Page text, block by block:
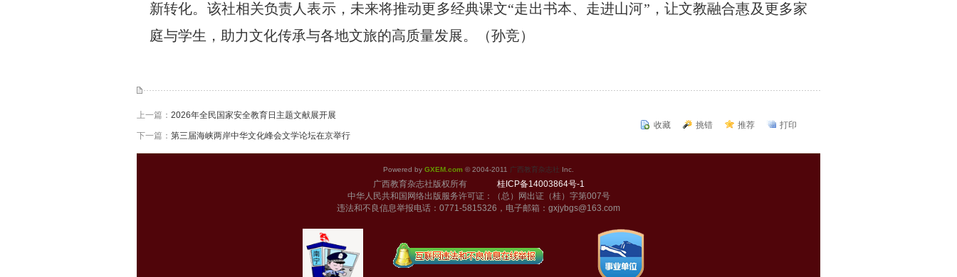
新转化。该社相关负责人表示，未来将推动更多经典课文“走出书本、走进山河”，让文教融合惠及更多家
庭与学生，助力文化传承与各地文旅的高质量发展。
（孙竞）
上一篇： 2026年全民国家安全教育日主题文献展开展
下一篇： 第三届海峡两岸中华文化峰会文学论坛在京举行
收藏 挑错 推荐 打印
Powered by GXEM.com © 2004-2011 广西教育杂志社 Inc.
广西教育杂志社版权所有 桂ICP备14003864号-1
中华人民共和国网络出版服务许可证：（总）网出证（桂）字第007号
违法和不良信息举报电话：0771-5815326，电子邮箱：gxjybgs@163.com